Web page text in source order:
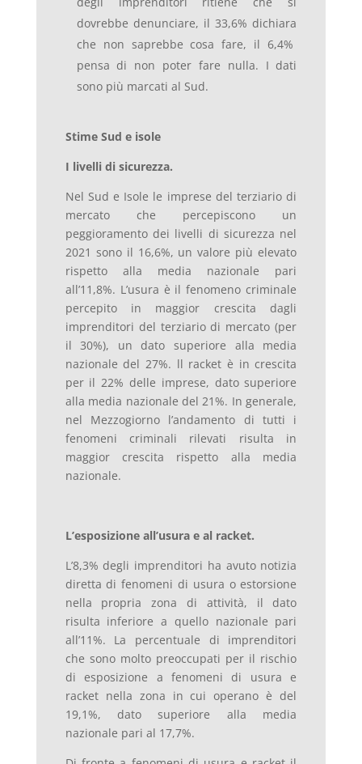
dovrebbe denunciare, il 33,6% dichiara
che non saprebbe cosa fare, il 6,4%
pensa di non poter fare nulla. I dati
sono più marcati al Sud.
Stime Sud e isole
I livelli di sicurezza.
Nel Sud e Isole le imprese del terziario di
mercato che percepiscono un
peggioramento dei livelli di sicurezza nel
2021 sono il 16,6%, un valore più elevato
rispetto alla media nazionale pari
all’11,8%. L’usura è il fenomeno criminale
percepito in maggior crescita dagli
imprenditori del terziario di mercato (per
il 30%), un dato superiore alla media
nazionale del 27%. ll racket è in crescita
per il 22% delle imprese, dato superiore
alla media nazionale del 21%. In generale,
nel Mezzogiorno l’andamento di tutti i
fenomeni criminali rilevati risulta in
maggior crescita rispetto alla media
nazionale.
L’esposizione all’usura e al racket.
L’8,3% degli imprenditori ha avuto notizia
diretta di fenomeni di usura o estorsione
nella propria zona di attività, il dato
risulta inferiore a quello nazionale pari
all’11%. La percentuale di imprenditori
che sono molto preoccupati per il rischio
di esposizione a fenomeni di usura e
racket nella zona in cui operano è del
19,1%, dato superiore alla media
nazionale pari al 17,7%.